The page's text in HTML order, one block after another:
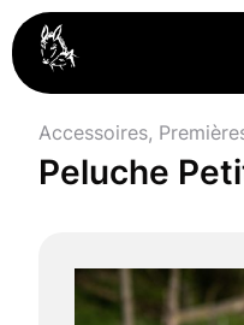
Accessoires,
Peluche